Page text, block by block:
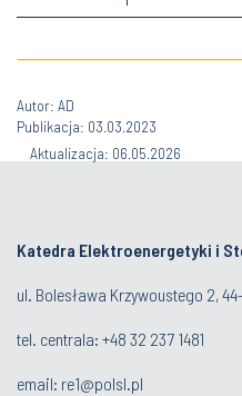
Autor: AD
Publikacja: 03.03.2023
Aktualizacja: 06.05.2026
Katedra Elektroenergetyki i
ul. Bolesława Krzywoustego 2,
tel. centrala: +48 32 237 1481
email: re1@polsl.pl